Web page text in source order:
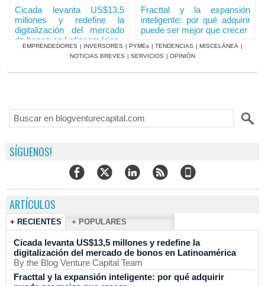
Cicada levanta US$13,5
millones y redefine la
digitalización del mercado
de bonos en Latinoamérica
Fracttal y la expansión
inteligente: por qué adquirir
puede ser mejor que crecer
EMPRENDEDORES | INVERSORES | PYMEs | TENDENCIAS | MISCELÁNEA |
NOTICIAS BREVES | SERVICIOS | OPINIÓN
SÍGUENOS!
ARTÍCULOS
+ RECIENTES + POPULARES
Cicada levanta US$13,5 millones y redefine la
digitalización del mercado de bonos en Latinoamérica
By the Blog Venture Capital Team
Fracttal y la expansión inteligente: por qué adquirir